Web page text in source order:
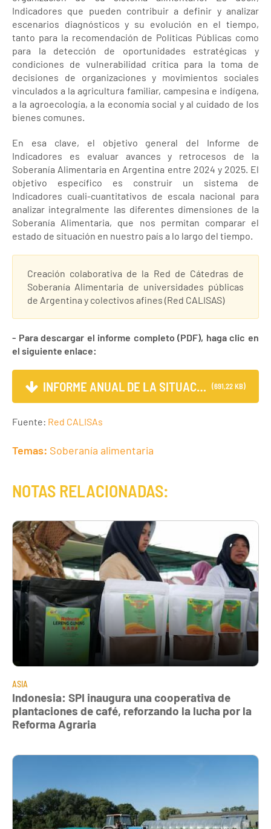
Indicadores que pueden contribuir a definir y analizar
escenarios diagnósticos y su evolución en el tiempo,
tanto para la recomendación de Políticas Públicas como
para la detección de oportunidades estratégicas y
condiciones de vulnerabilidad crítica para la toma de
decisiones de organizaciones y movimientos sociales
vinculados a la agricultura familiar, campesina e indígena,
a la agroecología, a la economía social y al cuidado de los
bienes comunes.
En esa clave, el objetivo general del Informe de
Indicadores es evaluar avances y retrocesos de la
Soberanía Alimentaria en Argentina entre 2024 y 2025. El
objetivo específico es construir un sistema de
Indicadores cuali-cuantitativos de escala nacional para
analizar integralmente las diferentes dimensiones de la
Soberanía Alimentaria, que nos permitan comparar el
estado de situación en nuestro país a lo largo del tiempo.
Creación colaborativa de la Red de Cátedras de
Soberanía Alimentaria de universidades públicas
de Argentina y colectivos afines (Red CALISAS)
- Para descargar el informe completo (PDF), haga clic en
el siguiente enlace:
INFORME ANUAL DE LA SITUACI... (691,22 KB)
Fuente: Red CALISAs
Temas: Soberanía alimentaria
NOTAS RELACIONADAS:
ASIA
Indonesia: SPI inaugura una cooperativa de
plantaciones de café, reforzando la lucha por la
Reforma Agraria